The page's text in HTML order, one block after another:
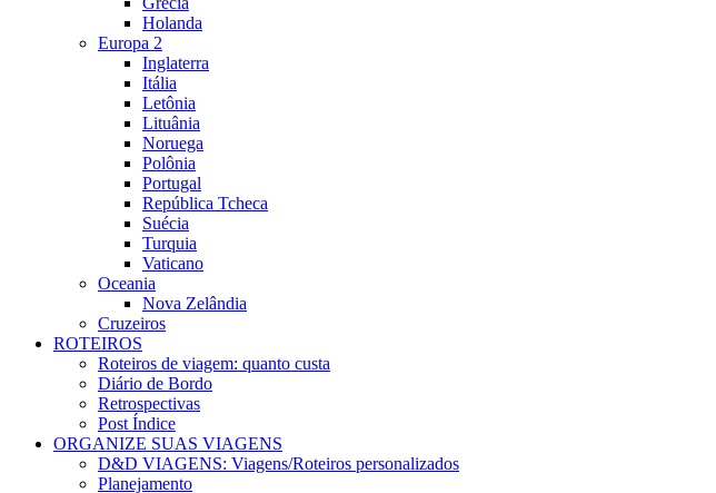
Holanda
Europa 2
Inglaterra
Itália
Letônia
Lituânia
Noruega
Polônia
Portugal
República Tcheca
Suécia
Turquia
Vaticano
Oceania
Nova Zelândia
Cruzeiros
ROTEIROS
Roteiros de viagem: quanto custa
Diário de Bordo
Retrospectivas
Post Índice
ORGANIZE SUAS VIAGENS
D&D VIAGENS: Viagens/Roteiros personalizados
Planejamento